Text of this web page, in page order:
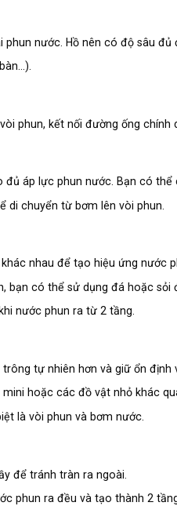
nước. Hồ nên có độ sâu
phun, kết nối đường ống
áp lực phun nước. Bạn có
di chuyển từ bơm lên vòi phun.
nhau để tạo hiệu ứng nước
có thể sử dụng đá hoặc sỏi
nước phun ra từ 2 tầng.
tự nhiên hơn và giữ ổn định
hoặc các đồ vật nhỏ khác
là vòi phun và bơm nước.
để tránh tràn ra ngoài.
phun ra đều và tạo thành 2